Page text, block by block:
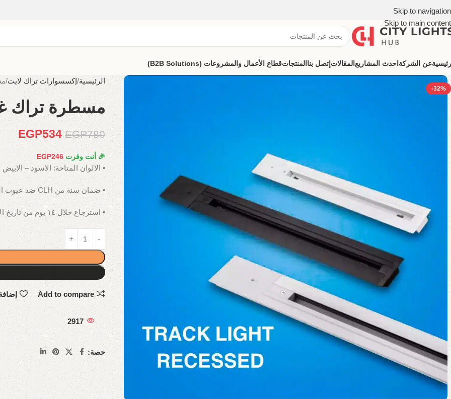
Skip to navigation
Skip to main content
عن الشركة احدث المشاريع المقالات إتصل بنا المنتجاتقطاع الأعمال والمشروعات (B2B Solutions)
-32%
الرئيسية إكسسوارات تراك لايت
مسطرة تراك
EGP780
EGP534
🎉 أنت وفرت EGP246
• الالوان المتاحة: الاسود – الابيض
• ضمان سنة من CLH ضد عيوب الصناعة.
• استرجاع خلال ١٤ يوم من تاريخ الاستلام.
Add to compare
2917
حصة: